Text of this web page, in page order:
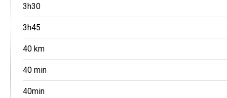
3h30
3h45
40 km
40 min
40min